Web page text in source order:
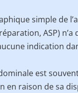
simple de
ASP) n’a
indication
est
en raison de sa